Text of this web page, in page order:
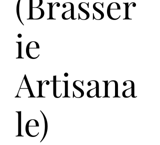
ie
Artisana
le)